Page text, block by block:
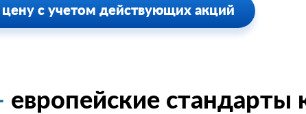
цену с учетом действующих акций
европейские стандарты